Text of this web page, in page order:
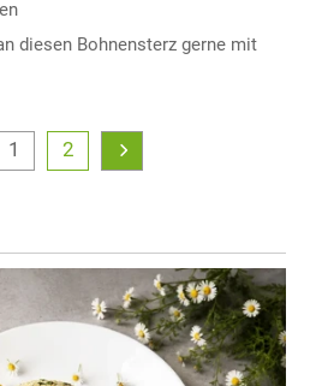
diesen Bohnensterz gerne mit
1 2